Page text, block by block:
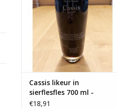
Cassis likeur in
sierflesfles 700 ml -
Zuidam
€18,91